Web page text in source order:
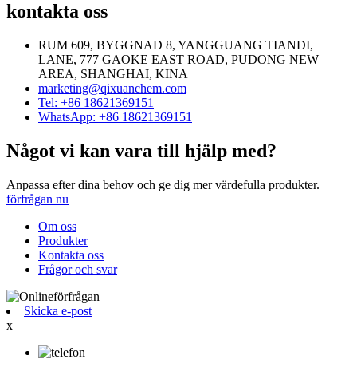
kontakta oss
RUM 609, BYGGNAD 8, YANGGUANG TIANDI,
LANE, 777 GAOKE EAST ROAD, PUDONG NEW
AREA, SHANGHAI, KINA
marketing@qixuanchem.com
Tel: +86 18621369151
WhatsApp: +86 18621369151
Något vi kan vara till hjälp med?
Anpassa efter dina behov och ge dig mer värdefulla produkter.
förfrågan nu
Om oss
Produkter
Kontakta oss
Frågor och svar
Skicka e-post
x